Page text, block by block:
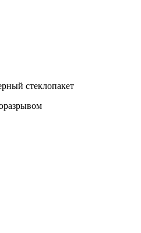
стеклопакет